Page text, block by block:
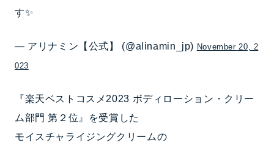
す✨
— アリナミン【公式】 (@alinamin_jp) November 20, 2
023
『楽天ベストコスメ2023 ボディローション・クリー
ム部門 第２位』を受賞した
モイスチャライジングクリームの